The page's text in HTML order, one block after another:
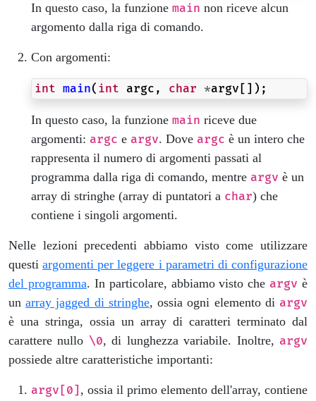
In questo caso, la funzione main non riceve alcun
argomento dalla riga di comando.
Con argomenti:
int main( int argc , char *argv []);
In questo caso, la funzione main riceve due
argomenti: argc e argv. Dove argc è un intero che
rappresenta il numero di argomenti passati al
programma dalla riga di comando, mentre argv è un
array di stringhe (array di puntatori a char) che
contiene i singoli argomenti.
Nelle lezioni precedenti abbiamo visto come utilizzare
questiargomenti per leggere i parametri di configurazione
del programma. In particolare, abbiamo visto che argv è
unarray jagged di stringhe, ossia ogni elemento di argv
è una stringa, ossia un array di caratteri terminato dal
carattere nullo \0, di lunghezza variabile. Inoltre, argv
possiede altre caratteristiche importanti:
argv[0] , ossia il primo elemento dell'array, contiene